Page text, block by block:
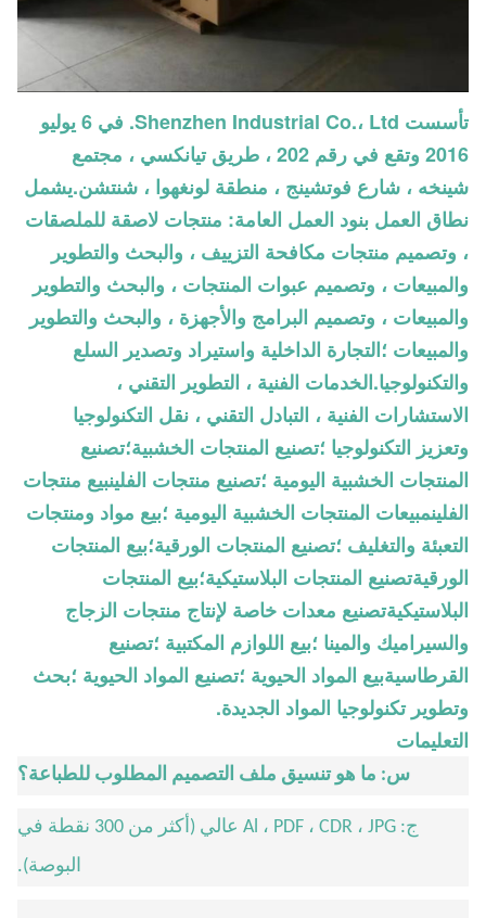
تأسست Shenzhen Industrial Co.، Ltd. في 6 يوليو
2016 وتقع في رقم 202 ، طريق تيانكسي ، مجتمع
شينخه ، شارع فوتشينج ، منطقة لونغهوا ، شنتشن.يشمل
نطاق العمل بنود العمل العامة: منتجات لاصقة للملصقات
، وتصميم منتجات مكافحة التزييف ، والبحث والتطوير
والمبيعات ، وتصميم عبوات المنتجات ، والبحث والتطوير
والمبيعات ، وتصميم البرامج والأجهزة ، والبحث والتطوير
والمبيعات ؛التجارة الداخلية واستيراد وتصدير السلع
والتكنولوجيا.الخدمات الفنية ، التطوير التقني ،
الاستشارات الفنية ، التبادل التقني ، نقل التكنولوجيا
وتعزيز التكنولوجيا ؛تصنيع المنتجات الخشبية؛تصنيع
المنتجات الخشبية اليومية ؛تصنيع منتجات الفلينبيع منتجات
الفلينمبيعات المنتجات الخشبية اليومية ؛بيع مواد ومنتجات
التعبئة والتغليف ؛تصنيع المنتجات الورقية؛بيع المنتجات
الورقيةتصنيع المنتجات البلاستيكية؛بيع المنتجات
البلاستيكيةتصنيع معدات خاصة لإنتاج منتجات الزجاج
والسيراميك والمينا ؛بيع اللوازم المكتبية ؛تصنيع
القرطاسيةبيع المواد الحيوية ؛تصنيع المواد الحيوية ؛بحث
وتطوير تكنولوجيا المواد الجديدة.
التعليمات
س: ما هو تنسيق ملف التصميم المطلوب للطباعة؟
ج: Al ، PDF ، CDR ، JPG عالي (أكثر من 300 نقطة في
البوصة).